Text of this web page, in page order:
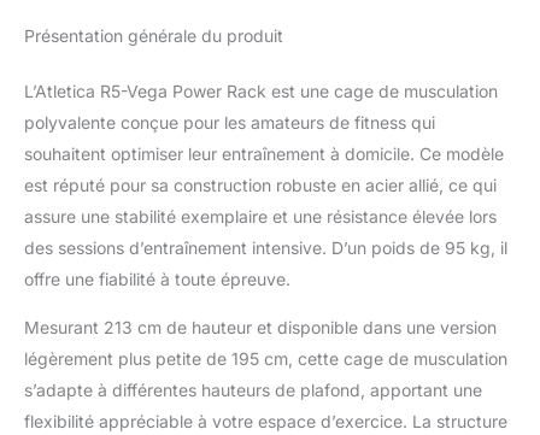
partir de 123 cm.
musculation R5-Vega en
deux hauteurs : 195 cm pour
les plafonds plus bas et en
La profondeur du cadre
est de 168 cm, suffisante
pour accueillir une banquette
du rack.
La structure a été
une stabilité suffisante, même
pour les exercices de
powerlifting exigeants et
Présentation générale du produit
L’Atletica R5-Vega Power Rack est une cage de musculation
polyvalente conçue pour les amateurs de fitness qui
souhaitent optimiser leur entraînement à domicile. Ce modèle
est réputé pour sa construction robuste en acier allié, ce qui
assure une stabilité exemplaire et une résistance élevée lors
des sessions d’entraînement intensive. D’un poids de 95 kg, il
offre une fiabilité à toute épreuve.
Mesurant 213 cm de hauteur et disponible dans une version
légèrement plus petite de 195 cm, cette cage de musculation
s’adapte à différentes hauteurs de plafond, apportant une
flexibilité appréciable à votre espace d’exercice. La structure